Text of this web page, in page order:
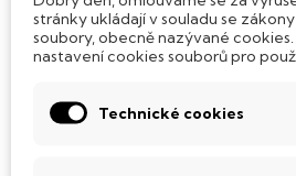
Tento notebook je vybaven
diskem, který na rozdíl od
(Hard Disk Drive) disků
k mechanickému poškození.
stránky ukládají v souladu se
soubory, obecně nazývané
nastavení cookies souborů pro
Technické cookies